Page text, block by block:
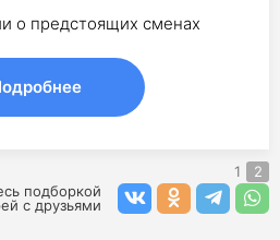
о предстоящих сменах
1
2
подборкой
с друзьями